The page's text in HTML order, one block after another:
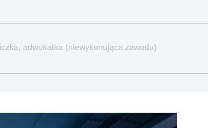
adwokatka (niewykonująca zawodu)